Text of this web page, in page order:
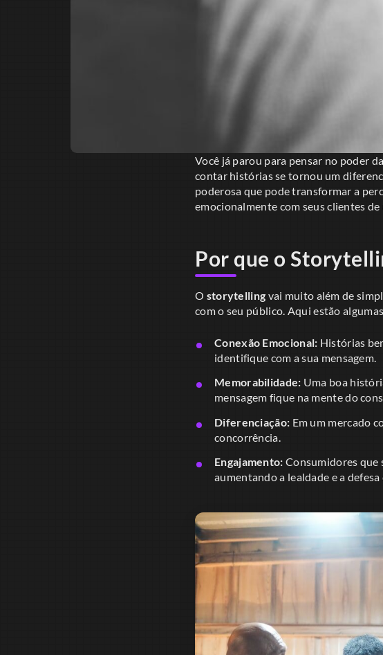
Você já parou para pensar no poder
contar histórias se tornou um
poderosa que pode transformar a
emocionalmente com seus clientes
Por que o
O storytelling vai muito além de
com o seu público. Aqui estão
Conexão Emocional: Histórias
identifique com a sua mensagem.
Memorabilidade: Uma boa
mensagem fique na mente do
Diferenciação: Em um mercado
concorrência.
Engajamento: Consumidores que
aumentando a lealdade e a defesa